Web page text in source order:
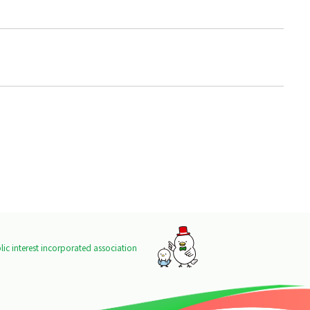
interest incorporated association